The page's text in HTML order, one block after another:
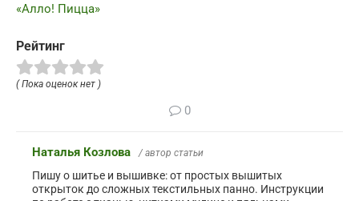
«Алло! Пицца»
Рейтинг
( Пока оценок нет )
0
Наталья Козлова / автор статьи
Пишу о шитье и вышивке: от простых вышитых
открыток до сложных текстильных панно. Инструкции